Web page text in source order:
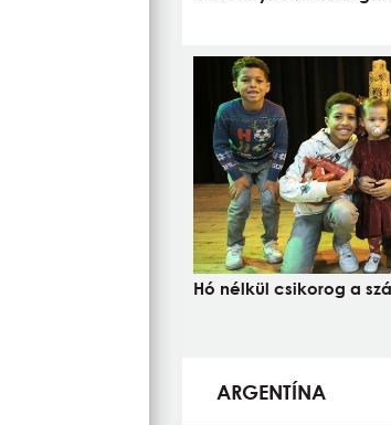
Hó nélkül csikorog a
Országok
ARGENTÍNA